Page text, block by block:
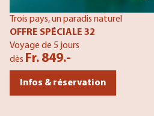
Trois pays, un paradis naturel
OFFRE SPÉCIALE 32
Voyage de 5 jours
dès Fr. 849.-
Infos & réservation